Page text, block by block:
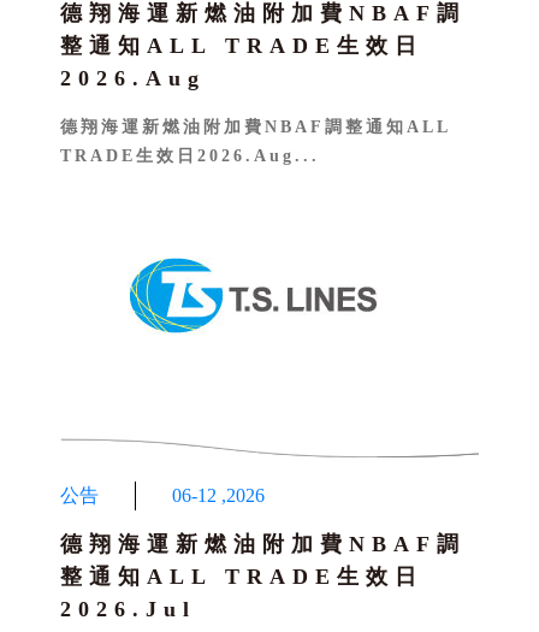
德翔海運新燃油附加費NBAF調
整通知ALL TRADE生效日
2026.Aug
德翔海運新燃油附加費NBAF調整通知ALL
TRADE生效日2026.Aug...
公告 06-12 ,2026
德翔海運新燃油附加費NBAF調
整通知ALL TRADE生效日
2026.Jul